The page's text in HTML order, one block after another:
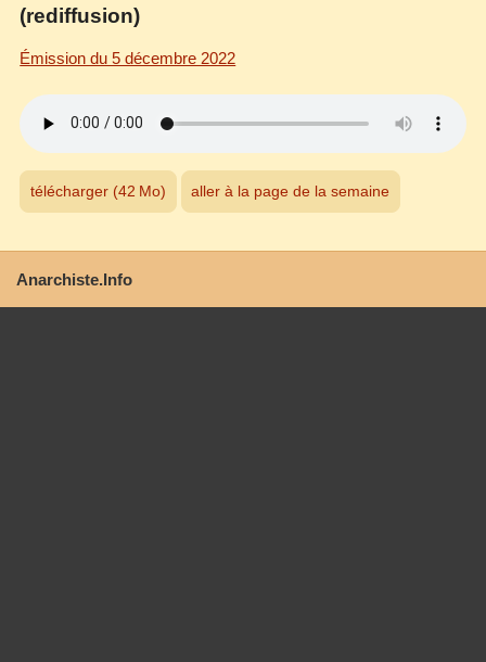
(rediffusion)
Émission du 5 décembre 2022
télécharger (42 Mo) aller à la page de la semaine
Anarchiste.Info